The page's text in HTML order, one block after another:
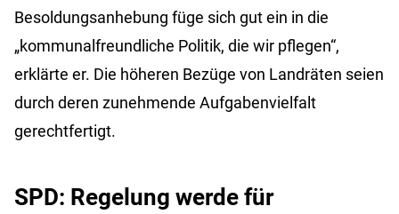
Besoldungsanhebung füge sich gut ein in die
„kommunalfreundliche Politik, die wir pflegen“,
erklärte er. Die höheren Bezüge von Landräten seien
durch deren zunehmende Aufgabenvielfalt
gerechtfertigt.
SPD: Regelung werde für